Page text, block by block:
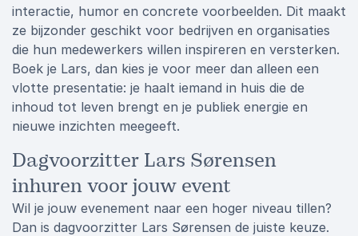
interactie, humor en concrete voorbeelden. Dit maakt
ze bijzonder geschikt voor bedrijven en organisaties
die hun medewerkers willen inspireren en versterken.
Boek je Lars, dan kies je voor meer dan alleen een
vlotte presentatie: je haalt iemand in huis die de
inhoud tot leven brengt en je publiek energie en
nieuwe inzichten meegeeft.
Dagvoorzitter Lars Sørensen
inhuren voor jouw event
Wil je jouw evenement naar een hoger niveau tillen?
Dan is dagvoorzitter Lars Sørensen de juiste keuze.